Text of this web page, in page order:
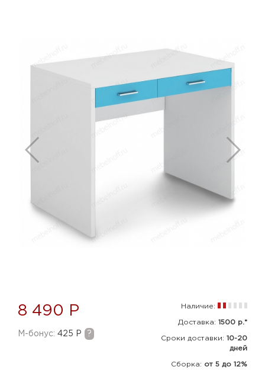
8 490 Р
M-бонус: 425 Р ?
Наличие:
Доставка: 1500 р.*
Сроки доставки: 10-20
дней
Сборка: от 5 до 12%